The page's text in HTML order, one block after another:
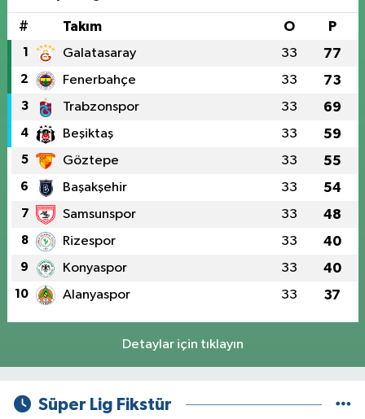
# Takım O P
1 Galatasaray 33 77
2 Fenerbahçe 33 73
3 Trabzonspor 33 69
4 Beşiktaş 33 59
5 Göztepe 33 55
6 Başakşehir 33 54
7 Samsunspor 33 48
8 Rizespor 33 40
9 Konyaspor 33 40
10 Alanyaspor 33 37
Detaylar için tıklayın
Süper Lig Fikstür